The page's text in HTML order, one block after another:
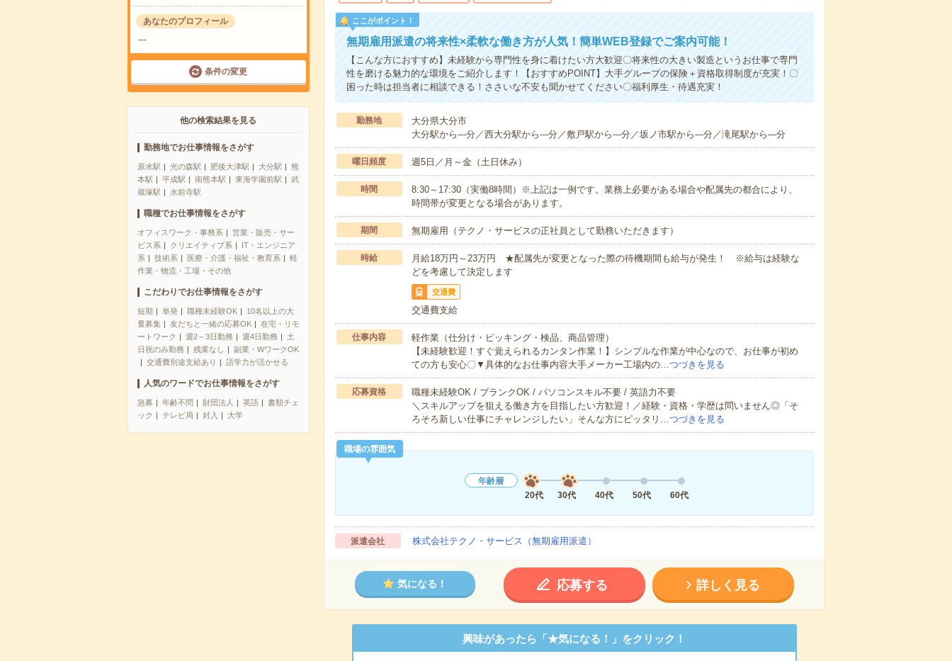
あなたのプロフィール
---
条件の変更
他の検索結果を見る
勤務地でお仕事情報をさがす
原水駅 光の森駅 肥後大津駅 大分駅
熊
本駅
平成駅 南熊本駅 東海学園前駅
武
蔵塚駅
水前寺駅
職種でお仕事情報をさがす
オフィスワーク・事務系
営業・販売・サー
ビス系
クリエイティブ系
IT・エンジニア
系
技術系 医療・介護・福祉・教育系
軽
作業・物流・工場・その他
こだわりでお仕事情報をさがす
短期 単発 職種未経験OK
10名以上の大
量募集
友だちと一緒の応募OK
在宅・リモ
ートワーク
週2～3日勤務 週4日勤務
土
日祝のみ勤務
残業なし
副業・WワークOK
交通費別途支給あり
語学力が活かせる
人気のワードでお仕事情報をさがす
急募 年齢不問 財団法人 英語
書類チェ
ック
テレビ局 封入 大学
ここがポイント！
無期雇用派遣の将来性×柔軟な働き方が人気！簡単WEB登録でご案内可能！
【こんな方におすすめ】未経験から専門性を身に着けたい方大歓迎〇将来性の大きい製造というお仕事で専門
性を磨ける魅力的な環境をご紹介します！【おすすめPOINT】大手グループの保険＋資格取得制度が充実！〇
困った時は担当者に相談できる！ささいな不安も聞かせてください〇福利厚生・待遇充実！
勤務地
大分県大分市
大分駅から---分／西大分駅から---分／敷戸駅から---分／坂ノ市駅から---分／滝尾駅から---分
曜日頻度 週5日／月～金（土日休み）
時間
8:30～17:30（実働8時間）※上記は一例です。業務上必要がある場合や配属先の都合により、
時間帯が変更となる場合があります。
期間 無期雇用（テクノ・サービスの正社員として勤務いただきます）
時給
月給18万円～23万円 ★配属先が変更となった際の待機期間も給与が発生！ ※給与は経験な
どを考慮して決定します
交通費
交通費支給
仕事内容
軽作業（仕分け・ピッキング・検品、商品管理）
【未経験歓迎！すぐ覚えられるカンタン作業！】シンプルな作業が中心なので、お仕事が初め
ての方も安心〇▼具体的なお仕事内容大手メーカー工場内の…つづきを見る
応募資格
職種未経験OK / ブランクOK / パソコンスキル不要 / 英語力不要
＼スキルアップを狙える働き方を目指したい方歓迎！／経験・資格・学歴は問いません◎「そ
ろそろ新しい仕事にチャレンジしたい」そんな方にピッタリ…つづきを見る
職場の雰囲気
年齢層
20代
30代 40代 50代 60代
派遣会社 株式会社テクノ・サービス（無期雇用派遣）
気になる！ 応募する 詳しく見る
興味があったら「★気になる！」をクリック！